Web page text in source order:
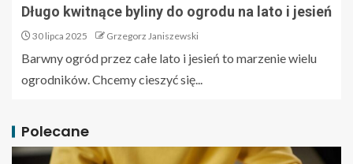
Długo kwitnące byliny do ogrodu na lato i jesień
30 lipca 2025 Grzegorz Janiszewski
Barwny ogród przez całe lato i jesień to marzenie wielu
ogrodników. Chcemy cieszyć się...
Polecane